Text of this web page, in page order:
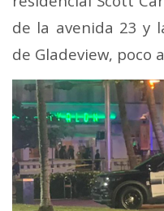
de la avenida 23 y
de Gladeview, poco